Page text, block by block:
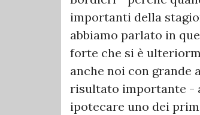
importanti della
abbiamo parlato in
forte che si è
anche noi con grande
risultato importante -
ipotecare uno dei